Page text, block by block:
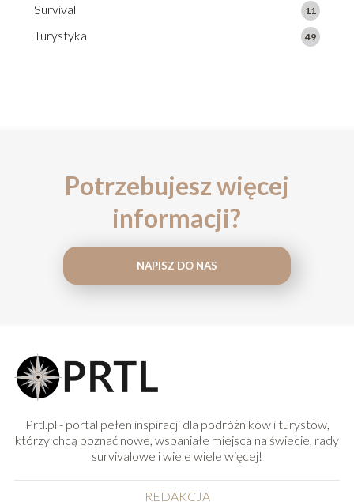
Survival 11
Turystyka 49
Potrzebujesz więcej
informacji?
NAPISZ DO NAS
Prtl.pl - portal pełen inspiracji dla podróżników i turystów,
którzy chcą poznać nowe, wspaniałe miejsca na świecie, rady
survivalowe i wiele wiele więcej!
REDAKCJA